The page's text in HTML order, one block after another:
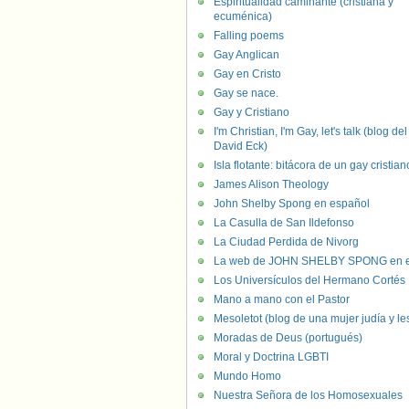
ecuménica)
Falling poems
Gay Anglican
Gay en Cristo
Gay se nace.
Gay y Cristiano
I'm Christian, I'm Gay, let's talk (blog del
David Eck)
Isla flotante: bitácora de un gay
James Alison Theology
John Shelby Spong en español
La Casulla de San Ildefonso
La Ciudad Perdida de Nivorg
La web de JOHN SHELBY SPONG en
Los Universículos del Hermano Cortés
Mano a mano con el Pastor
Mesoletot (blog de una mujer judía y
Moradas de Deus (portugués)
Moral y Doctrina LGBTI
Mundo Homo
Nuestra Señora de los Homosexuales